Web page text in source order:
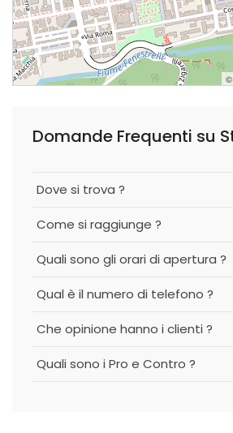
©
Dove si trova ?
Come si raggiunge ?
Quali sono gli orari di apertura ?
Qual è il numero di telefono ?
Che opinione hanno i clienti ?
Quali sono i Pro e Contro ?